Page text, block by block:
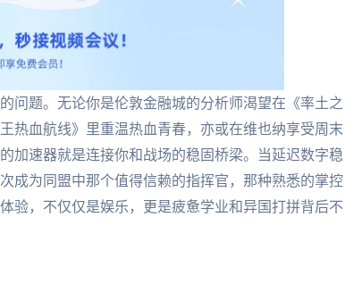
问题。无论你是伦敦金融城的分析师渴望在《率土之
热血航线》里重温热血青春，亦或在维也纳享受周末
加速器就是连接你和战场的稳固桥梁。当延迟数字稳
成为同盟中那个值得信赖的指挥官，那种熟悉的掌控
验，不仅仅是娱乐，更是疲惫学业和异国打拼背后不